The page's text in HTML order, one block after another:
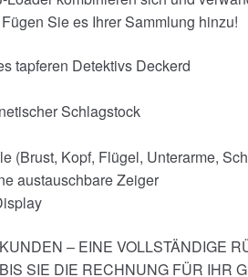
Sie es Ihrer Sammlung hinzu!
tapferen Detektivs Deckerd
Schlagstock
(Brust, Kopf, Flügel, Unterarme,
austauschbare Zeiger
– EINE VOLLSTÄNDIGE
SIE DIE RECHNUNG FÜR IHR